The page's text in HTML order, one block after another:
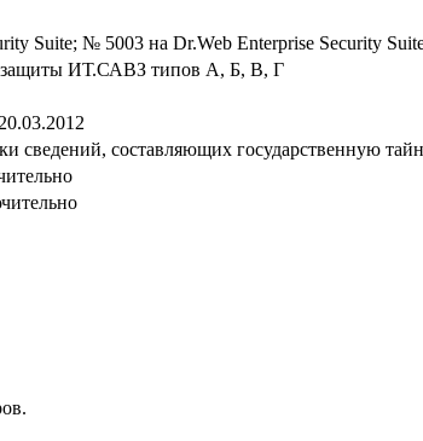
Suite; № 5003 на Dr.Web Enterprise Security
защиты ИТ.САВЗ типов А, Б, В, Г
сведений, составляющих государственную